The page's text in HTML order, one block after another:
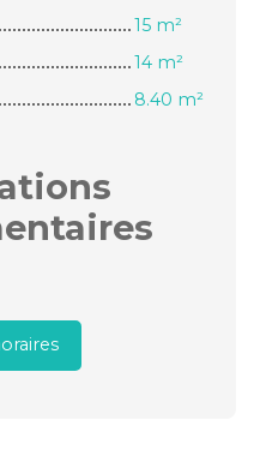
15 m²
14 m²
8.40 m²